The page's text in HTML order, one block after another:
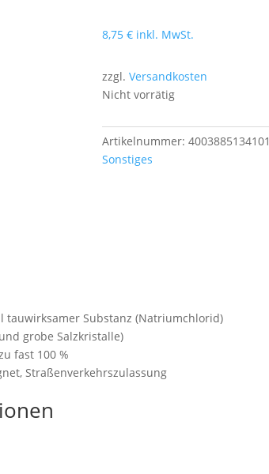
8,75 € inkl. MwSt.
zzgl. Versandkosten
Nicht vorrätig
Artikelnummer: 4003885134101
Sonstiges
tauwirksamer Substanz (Natriumchlorid)
grobe Salzkristalle)
fast 100 %
Straßenverkehrszulassung